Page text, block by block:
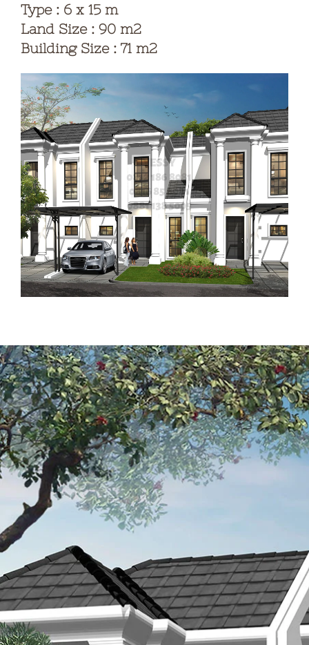
Type : 6 x 15 m
Land Size : 90 m2
Building Size : 71 m2